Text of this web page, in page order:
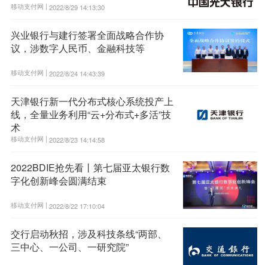
移动支付网 | 2022/8/29 14:13:30
兴业银行与建行签署全面战略合作协
议，涉数字人民币、金融科技等
移动支付网 | 2022/8/24 14:43:39
天津银行新一代分布式核心系统投产上
线，全量业务利用“云+分布式+多活”技
术
移动支付网 | 2022/8/23 14:14:58
2022BDIE抢先看丨第七届亚太银行数
字化创新峰会圆满结束
移动支付网 | 2022/8/22 17:10:04
交行启动秋招，涉及科技条线“两部、
三中心、一公司、一研究院”